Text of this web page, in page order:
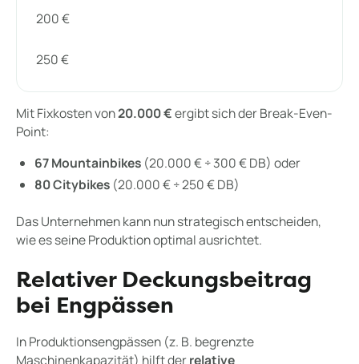
200 €
250 €
Mit Fixkosten von20.000 €ergibt sich der Break-Even-
Point:
67 Mountainbikes (20.000 € ÷ 300 € DB) oder
80 Citybikes (20.000 € ÷ 250 € DB)
Das Unternehmen kann nun strategisch entscheiden,
wie es seine Produktion optimal ausrichtet.
Relativer Deckungsbeitrag
bei Engpässen
In Produktionsengpässen (z. B. begrenzte
Maschinenkapazität) hilft derrelative